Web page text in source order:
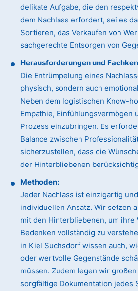
delikate Aufgabe, die den
dem Nachlass erfordert, sei es
Sortieren, das Verkaufen von
sachgerechte Entsorgen von
Herausforderungen und
Die Entrümpelung eines
physisch, sondern auch
Neben dem logistischen Know-
Empathie, Einfühlungsvermögen
Prozess einzubringen. Es
Balance zwischen
sicherzustellen, dass die
der Hinterbliebenen
Methoden:
Jeder Nachlass ist einzigartig
individuellen Ansatz. Wir setzen
mit den Hinterbliebenen, um ihre
Bedenken vollständig zu
in Kiel Suchsdorf wissen auch,
oder wertvolle Gegenstände
müssen. Zudem legen wir
sorgfältige Dokumentation jedes